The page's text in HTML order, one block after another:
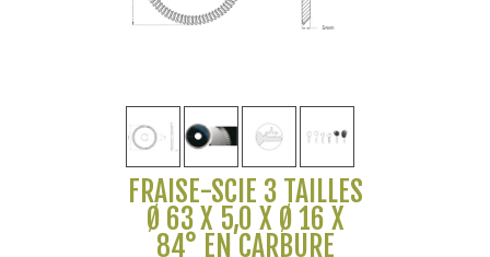
FRAISE-SCIE 3 TAILLES
Ø 63 X 5,0 X Ø 16 X
84° EN CARBURE